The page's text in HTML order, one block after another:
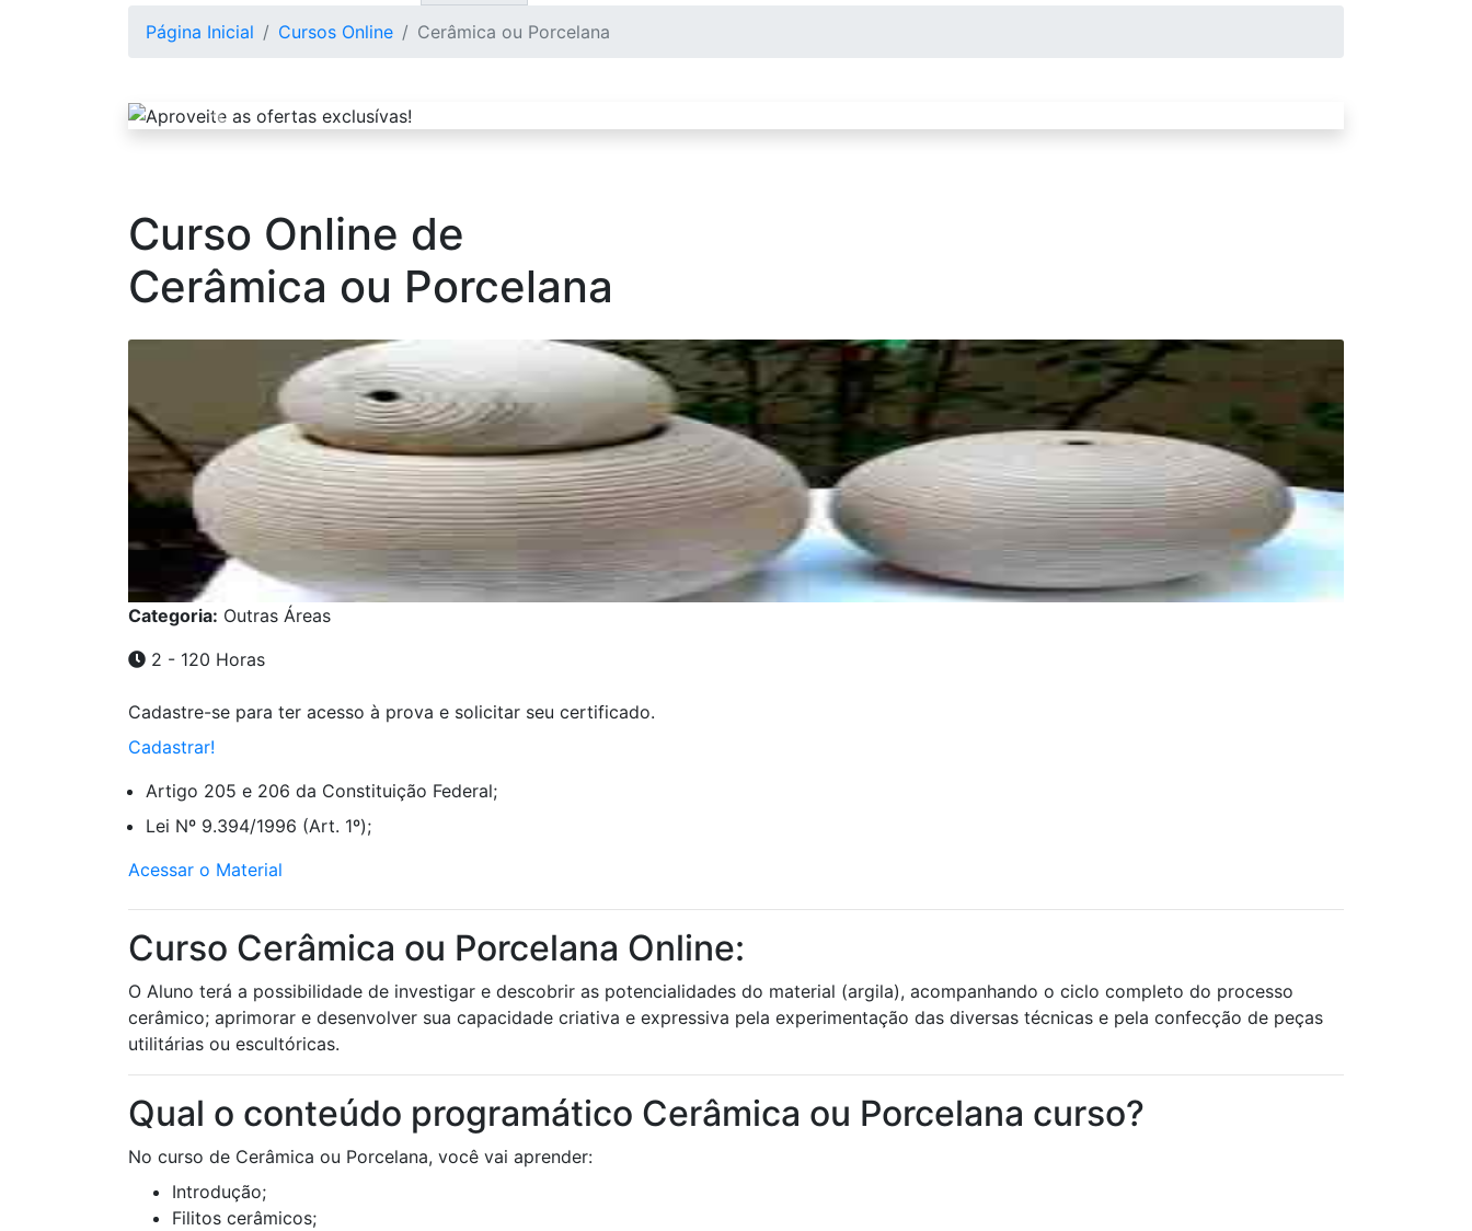
Página Inicial Cursos Online Cerâmica ou Porcelana
Curso Online de
Cerâmica ou Porcelana
Categoria: Outras Áreas
2 - 120 Horas
Cadastre-se para ter acesso à prova e solicitar seu certificado.
Cadastrar!
Artigo 205 e 206 da Constituição Federal;
Lei Nº 9.394/1996 (Art. 1º);
Acessar o Material
Curso Cerâmica ou Porcelana Online:
O Aluno terá a possibilidade de investigar e descobrir as potencialidades do material (argila), acompanhando o ciclo completo do processo
cerâmico; aprimorar e desenvolver sua capacidade criativa e expressiva pela experimentação das diversas técnicas e pela confecção de peças
utilitárias ou escultóricas.
Qual o conteúdo programático Cerâmica ou Porcelana curso?
No curso de Cerâmica ou Porcelana, você vai aprender:
Introdução;
Filitos cerâmicos;